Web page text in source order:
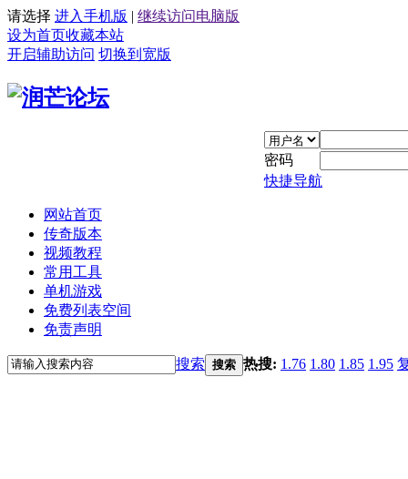
请选择 进入手机版 | 继续访问电脑版
设为首页收藏本站
开启辅助访问 切换到宽版
密码
快捷导航
网站首页
传奇版本
视频教程
常用工具
单机游戏
免费列表空间
免责声明
搜索 搜索 热搜: 1.76 1.80 1.85 1.95